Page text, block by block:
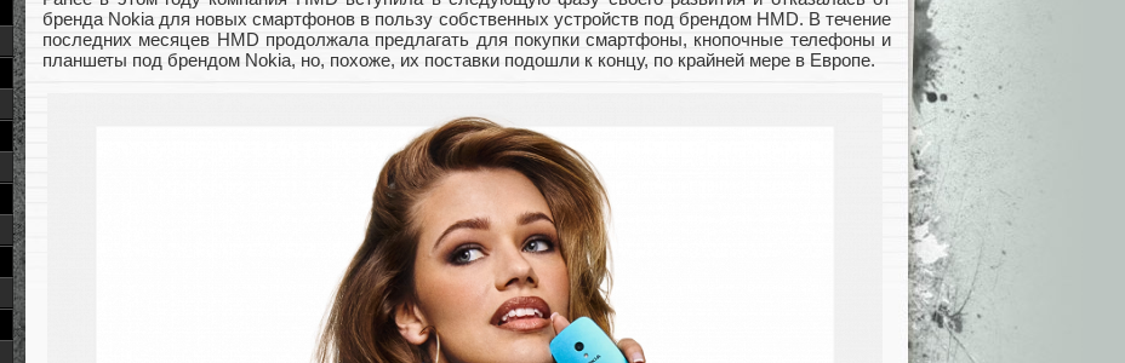
бренда Nokia для новых смартфонов в пользу собственных устройств под брендом HMD. В течение
последних месяцев HMD продолжала предлагать для покупки смартфоны, кнопочные телефоны и
планшеты под брендом Nokia, но, похоже, их поставки подошли к концу, по крайней мере в Европе.